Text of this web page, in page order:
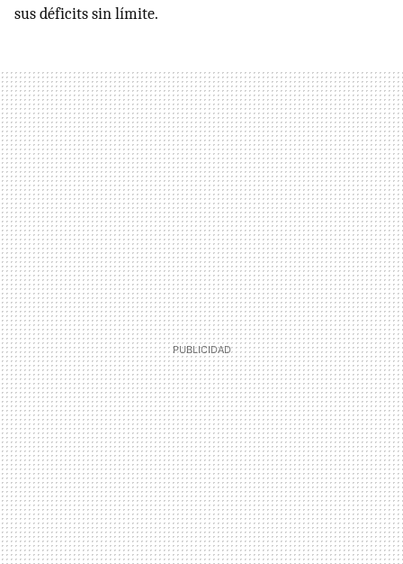
sus déficits sin límite.